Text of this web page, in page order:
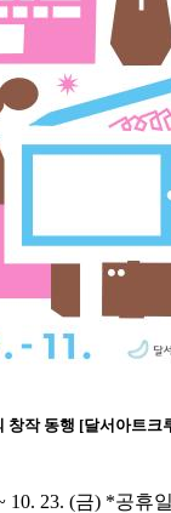
창작 동행 [달서아트크
10. 23. (금) *공휴